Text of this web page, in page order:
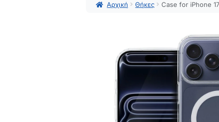
Αρχική Θήκες Case for iPhone